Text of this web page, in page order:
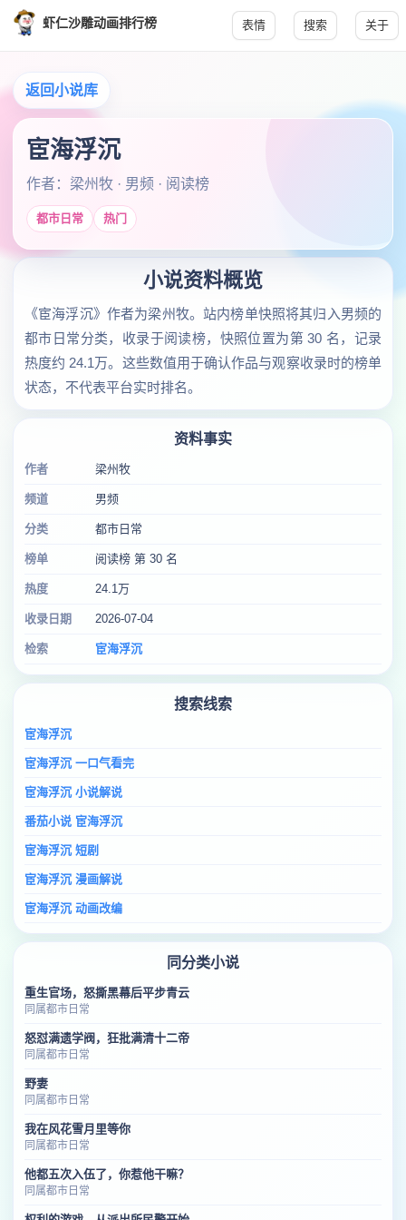
虾仁沙雕动画排行榜 表情 搜索 关于
返回小说库
宦海浮沉
作者：梁州牧 · 男频 · 阅读榜
都市日常 热门
小说资料概览
《宦海浮沉》作者为梁州牧。站内榜单快照将其归入男频的
都市日常分类，收录于阅读榜，快照位置为第 30 名，记录
热度约 24.1万。这些数值用于确认作品与观察收录时的榜单
状态，不代表平台实时排名。
资料事实
作者 梁州牧
频道 男频
分类 都市日常
榜单 阅读榜 第 30 名
热度 24.1万
收录日期 2026-07-04
检索 宦海浮沉
搜索线索
宦海浮沉
宦海浮沉 一口气看完
宦海浮沉 小说解说
番茄小说 宦海浮沉
宦海浮沉 短剧
宦海浮沉 漫画解说
宦海浮沉 动画改编
同分类小说
重生官场，怒撕黑幕后平步青云
同属都市日常
怒怼满遗学阀，狂批满清十二帝
同属都市日常
野妻
同属都市日常
我在风花雪月里等你
同属都市日常
他都五次入伍了，你惹他干嘛？
同属都市日常